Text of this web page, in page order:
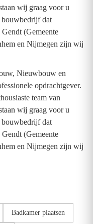
wij graag voor u
bouwbedrijf dat
(Gemeente
en Nijmegen zijn wij
Nieuwbouw en
opdrachtgever.
team van
wij graag voor u
bouwbedrijf dat
(Gemeente
en Nijmegen zijn wij
Badkamer plaatsen